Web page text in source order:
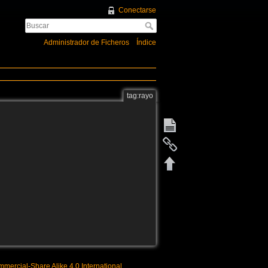
Conectarse
Administrador de Ficheros Índice
tag:rayo